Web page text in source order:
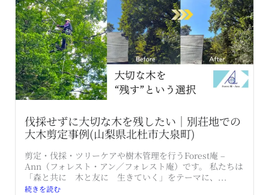
伐採せずに大切な木を残したい｜別荘地での
大木剪定事例(山梨県北杜市大泉町)
剪定・伐採・ツリーケアや樹木管理を行うForest庵 –
Ann（フォレスト・アン／フォレスト庵）です。 私たちは
「森と共に 木と友に 生きていく」をテーマに、...
続きを読む